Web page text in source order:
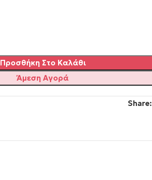
Προσθήκη Στο Καλάθι
Άμεση Αγορά
Share: